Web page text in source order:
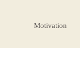
Motivation